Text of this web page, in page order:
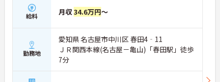
給料 月収34.6万円～
勤務地
愛知県 名古屋市中川区 春田4‐11
ＪＲ関西本線(名古屋－亀山)「春田駅」徒歩
7分